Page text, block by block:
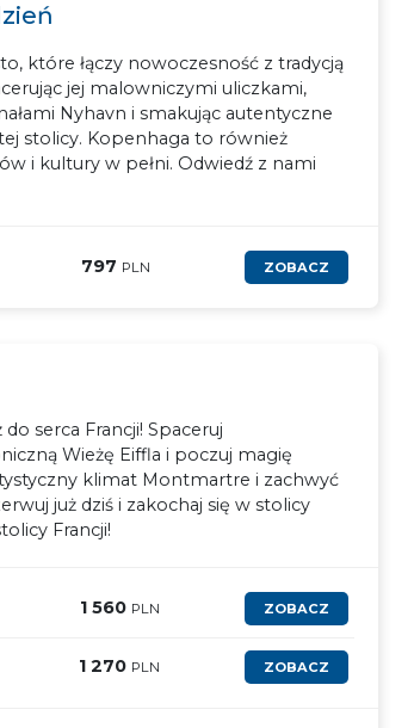
które łączy nowoczesność z tradycją
jej malowniczymi uliczkami,
Nyhavn i smakując autentyczne
stolicy. Kopenhaga to również
i kultury w pełni. Odwiedź z nami
797 PLN ZOBACZ
serca Francji! Spaceruj
Wieżę Eiffla i poczuj magię
klimat Montmartre i zachwyć
już dziś i zakochaj się w stolicy
Francji!
1 560 PLN ZOBACZ
1 270 PLN ZOBACZ